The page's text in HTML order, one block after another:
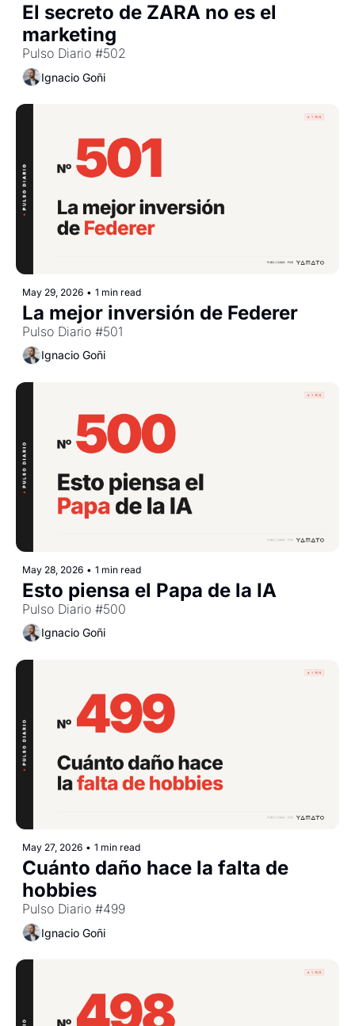
El secreto de ZARA no es el
marketing
Pulso Diario #502
Ignacio Goñi
May 29, 2026 • 1 min read
La mejor inversión de Federer
Pulso Diario #501
Ignacio Goñi
May 28, 2026 • 1 min read
Esto piensa el Papa de la IA
Pulso Diario #500
Ignacio Goñi
May 27, 2026 • 1 min read
Cuánto daño hace la falta de
hobbies
Pulso Diario #499
Ignacio Goñi